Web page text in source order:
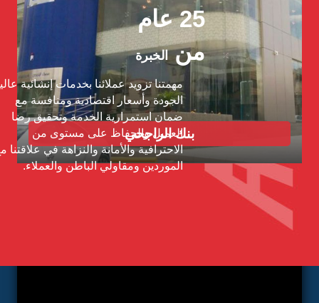
25 عام
منالخبرة
مهمتنا تزويد عملائنا بخدمات إنشائية عالية
الجودة وأسعار اقتصادية ومنافسة مع
ضمان استمرارية الخدمة وتحقيق رضا
العميل والحفاظ على مستوى من
الاحترافية والأمانة والنزاهة في علاقتنا مع
الموردين ومقاولي الباطن والعملاء.
البنك الأهلي
المزيد من المشروعات